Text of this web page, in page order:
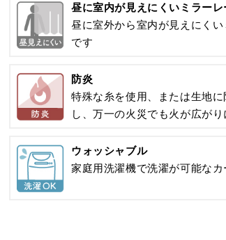
昼に室内が見えにくいミラーレ
昼に室外から室内が見えにくい
です
防炎
特殊な糸を使用、または生地
し、万一の火災でも火が広がり
ウォッシャブル
家庭用洗濯機で洗濯が可能なカ